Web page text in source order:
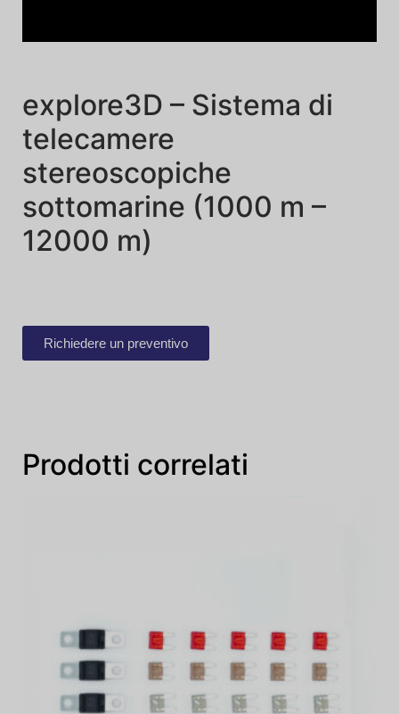
explore3D – Sistema di
telecamere
stereoscopiche
sottomarine (1000 m –
12000 m)
Richiedere un preventivo
Prodotti correlati